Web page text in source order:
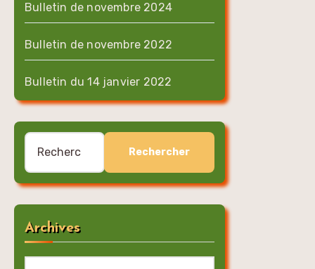
Bulletin de novembre 2024
Bulletin de novembre 2022
Bulletin du 14 janvier 2022
Rechercher :
Archives